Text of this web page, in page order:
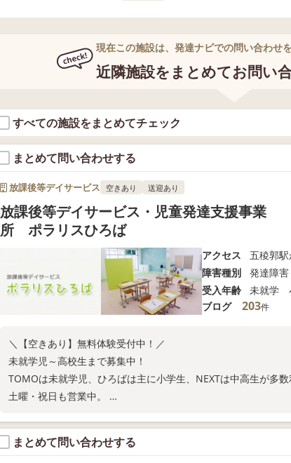
現在この施設は、発達ナビでの問い合わせ
近隣施設をまとめてお問い
すべての施設をまとめてチェック
まとめて問い合わせする
放課後等デイサービス 空きあり 送迎あり
放課後等デイサービス・児童発達支援事業
所 ポラリスひろば
アクセス
五稜郭
障害種別
発達障
受入年齢
未就学
ブログ
203件
＼【空きあり】無料体験受付中！／
未就学児～高校生まで募集中！
TOMOは未就学児、ひろばは主に小学生、NEXTは中高生が多数
土曜・祝日も営業中。
個別相談、見学・体験できますのでぜひお問い合わせください
まとめて問い合わせする